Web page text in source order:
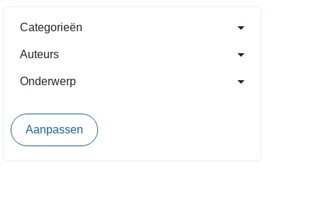
Categorieën
Auteurs
Onderwerp